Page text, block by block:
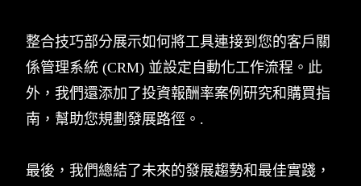
整合技巧部分展示如何將工具連接到您的客戶關
係管理系統 (CRM) 並設定自動化工作流程。此
外，我們還添加了投資報酬率案例研究和購買指
南，幫助您規劃發展路徑。.
最後，我們總結了未來的發展趨勢和最佳實踐，